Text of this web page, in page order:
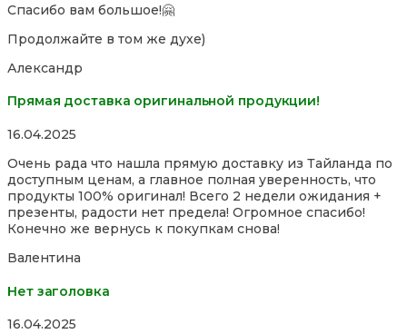
Спасибо вам большое!🤗
Продолжайте в том же духе)
Александр
Прямая доставка оригинальной продукции!
Rated
out
of
5
16.04.2025
Очень рада что нашла прямую доставку из Тайланда по
доступным ценам, а главное полная уверенность, что
продукты 100% оригинал! Всего 2 недели ожидания +
презенты, радости нет предела! Огромное спасибо!
Конечно же вернусь к покупкам снова!
Валентина
Нет заголовка
Rated
16.04.2025